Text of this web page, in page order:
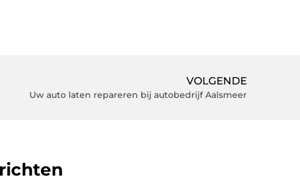
VOLGENDE
Uw auto laten repareren bij autobedrijf Aalsmeer